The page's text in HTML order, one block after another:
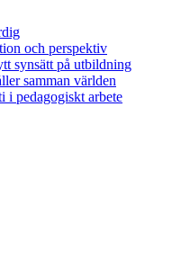
och perspektiv
synsätt på utbildning
samman världen
i pedagogiskt arbete